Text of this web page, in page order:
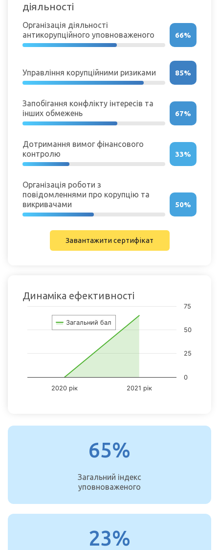
діяльності
66%
Організація діяльності
антикорупційного уповноваженого
85%
Управління корупційними ризиками
67%
Запобігання конфлікту інтересів та
інших обмежень
33%
Дотримання вимог фінансового
контролю
50%
Організація роботи з
повідомленнями про корупцію та
викривачами
Завантажити сертифікат
Динаміка ефективності
Chart
Chart with 2 data points.
View as data table, Chart
The chart has 1 X axis displaying categories.
The chart has 1 Y axis displaying values. Data ranges from 0 to
Загальний бал
2020 рік 2021 рік
0
25
50
75
65%
Загальний індекс
уповноваженого
23%